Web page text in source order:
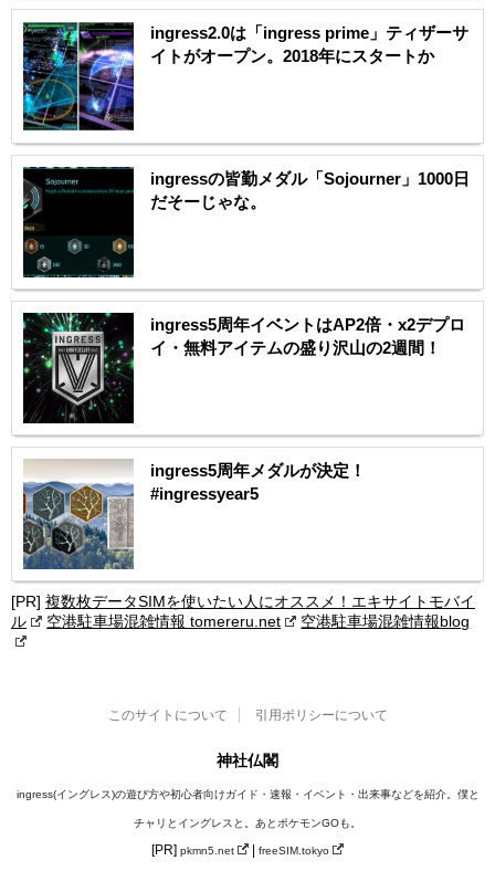
ingress2.0は「ingress prime」ティザーサ
イトがオープン。2018年にスタートか
ingressの皆勤メダル「Sojourner」1000日
だそーじゃな。
ingress5周年イベントはAP2倍・x2デプロ
イ・無料アイテムの盛り沢山の2週間！
ingress5周年メダルが決定！
#ingressyear5
[PR] 複数枚データSIMを使いたい人にオススメ！エキサイトモバイ
ル
空港駐車場混雑情報 tomereru.net 空港駐車場混雑情報blog
このサイトについて 引用ポリシーについて
神社仏閣
ingress(イングレス)の遊び方や初心者向けガイド・速報・イベント・出来事などを紹介。僕と
チャリとイングレスと。あとポケモンGOも。
[PR]pkmn5.net | freeSIM.tokyo